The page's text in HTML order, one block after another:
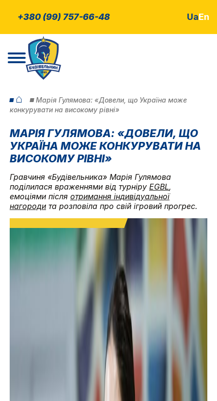
+380 (99) 757-66-48 UaEn
⌂
Марія Гулямова: «Довели, що Україна може
конкурувати на високому рівні»
МАРІЯ ГУЛЯМОВА: «ДОВЕЛИ, ЩО
УКРАЇНА МОЖЕ КОНКУРУВАТИ НА
ВИСОКОМУ РІВНІ»
Гравчиня «Будівельника» Марія Гулямова
поділилася враженнями від турніру EGBL,
емоціями після отримання індивідуальної
нагороди та розповіла про свій ігровий прогрес.